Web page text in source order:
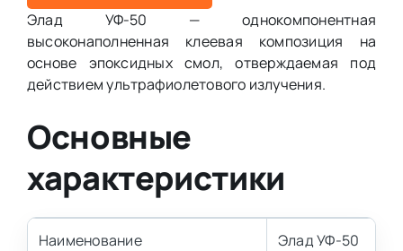
Элад УФ-50 — однокомпонентная
высоконаполненная клеевая композиция на
основе эпоксидных смол, отверждаемая под
действием ультрафиолетового излучения.
Основные
характеристики
Наименование Элад УФ-50